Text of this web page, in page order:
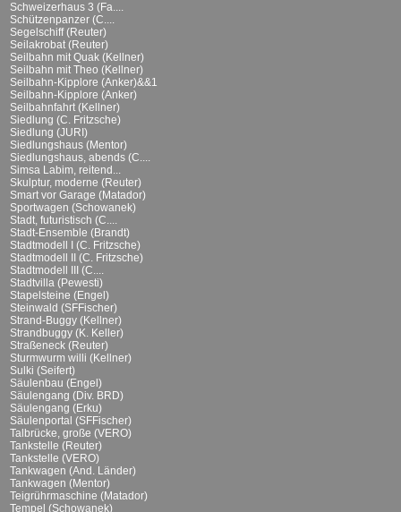
Schweizerhaus 3 (Fa....
Schützenpanzer (C....
Segelschiff (Reuter)
Seilakrobat (Reuter)
Seilbahn mit Quak (Kellner)
Seilbahn mit Theo (Kellner)
Seilbahn-Kipplore (Anker)&&1
Seilbahn-Kipplore (Anker)
Seilbahnfahrt (Kellner)
Siedlung (C. Fritzsche)
Siedlung (JURI)
Siedlungshaus (Mentor)
Siedlungshaus, abends (C....
Simsa Labim, reitend...
Skulptur, moderne (Reuter)
Smart vor Garage (Matador)
Sportwagen (Schowanek)
Stadt, futuristisch (C....
Stadt-Ensemble (Brandt)
Stadtmodell I (C. Fritzsche)
Stadtmodell II (C. Fritzsche)
Stadtmodell III (C....
Stadtvilla (Pewesti)
Stapelsteine (Engel)
Steinwald (SFFischer)
Strand-Buggy (Kellner)
Strandbuggy (K. Keller)
Straßeneck (Reuter)
Sturmwurm willi (Kellner)
Sulki (Seifert)
Säulenbau (Engel)
Säulengang (Div. BRD)
Säulengang (Erku)
Säulenportal (SFFischer)
Talbrücke, große (VERO)
Tankstelle (Reuter)
Tankstelle (VERO)
Tankwagen (And. Länder)
Tankwagen (Mentor)
Teigrührmaschine (Matador)
Tempel (Schowanek)